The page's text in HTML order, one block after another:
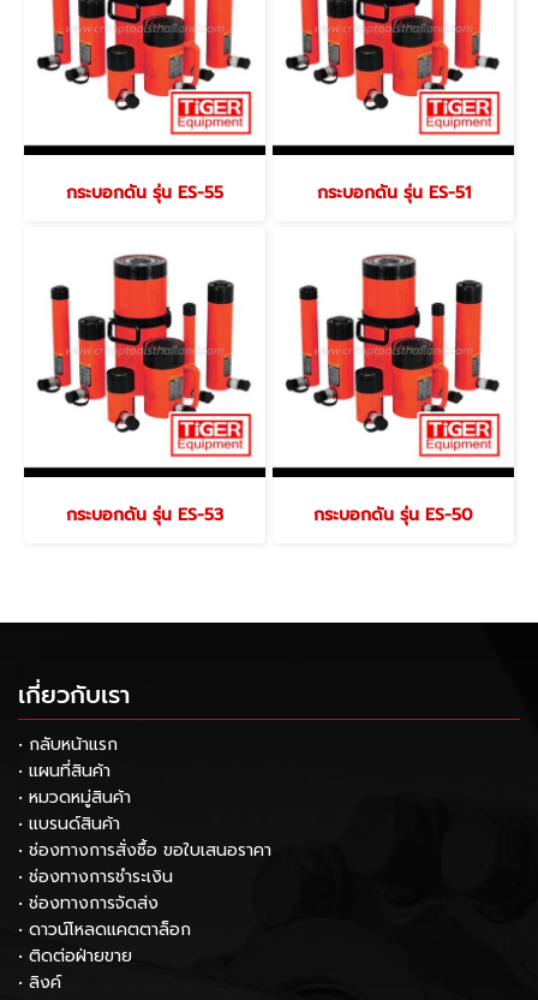
กระบอกดัน รุ่น ES-55 กระบอกดัน รุ่น ES-51
กระบอกดัน รุ่น ES-53 กระบอกดัน รุ่น ES-50
เกี่ยวกับเรา
• กลับหน้าแรก
• แผนที่สินค้า
• หมวดหมู่สินค้า
• แบรนด์สินค้า
• ช่องทางการสั่งซื้อ ขอใบเสนอราคา
• ช่องทางการชำระเงิน
• ช่องทางการจัดส่ง
• ดาวน์โหลดแคตตาล็อก
• ติดต่อฝ่ายขาย
• ลิงค์